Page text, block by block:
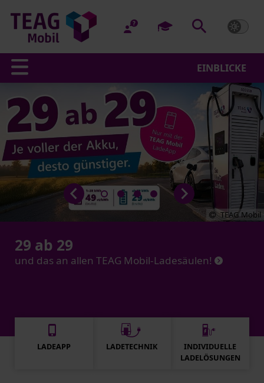
EINBLICKE
Startseite
TEAG Mobil
29 ab 29
und das an allen TEAG Mobil-Ladesäulen!
LADEAPP LADETECHNIK
INDIVIDUELLE
LADELÖSUNGEN